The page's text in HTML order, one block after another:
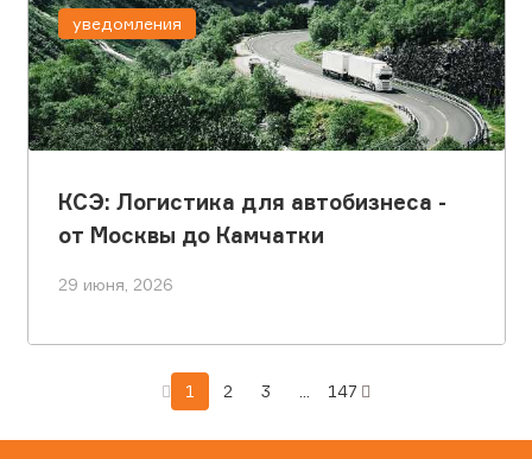
КСЭ: Логистика для автобизнеса -
от Москвы до Камчатки
29 июня, 2026
уведомления
1 2 3 147